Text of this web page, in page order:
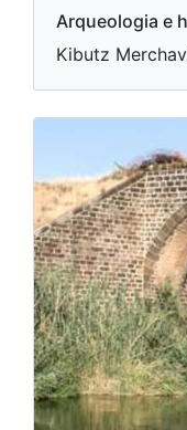
Arqueologia e
Kibutz